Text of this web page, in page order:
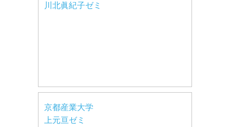
川北眞紀子ゼミ
京都産業大学
上元亘ゼミ